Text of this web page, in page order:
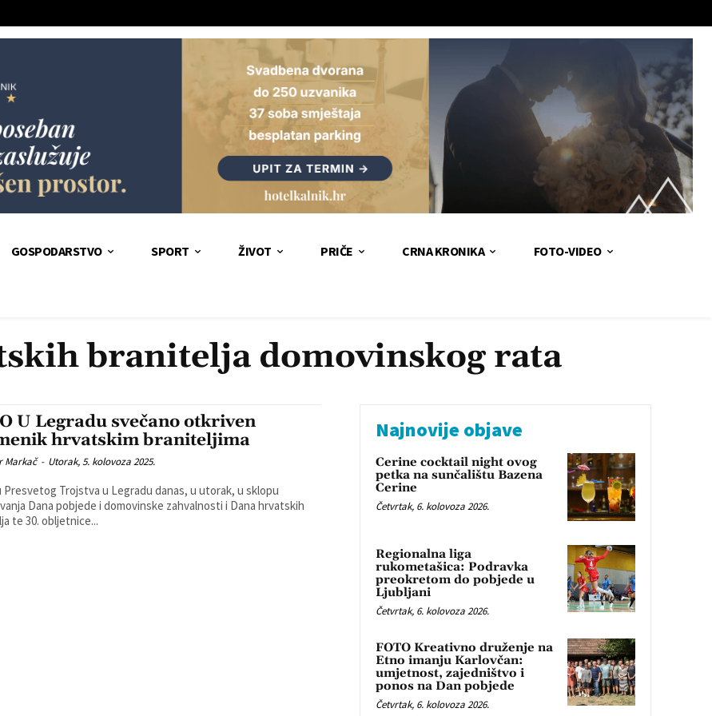
GOSPODARSTVO SPORT ŽIVOT PRIČE CRNA KRONIKA FOTO-VIDEO
branitelja domovinskog rata
U Legradu svečano otkriven
hrvatskim braniteljima
Markač - Utorak, 5. kolovoza 2025.
Presvetog Trojstva u Legradu danas, u utorak, u sklopu
Dana pobjede i domovinske zahvalnosti i Dana hrvatskih
te 30. obljetnice...
Najnovije objave
Cerine cocktail night ovog
petka na sunčalištu Bazena
Cerine
Četvrtak, 6. kolovoza 2026.
Regionalna liga
rukometašica: Podravka
preokretom do pobjede u
Ljubljani
Četvrtak, 6. kolovoza 2026.
FOTO Kreativno druženje na
Etno imanju Karlovčan:
umjetnost, zajedništvo i
ponos na Dan pobjede
Četvrtak, 6. kolovoza 2026.